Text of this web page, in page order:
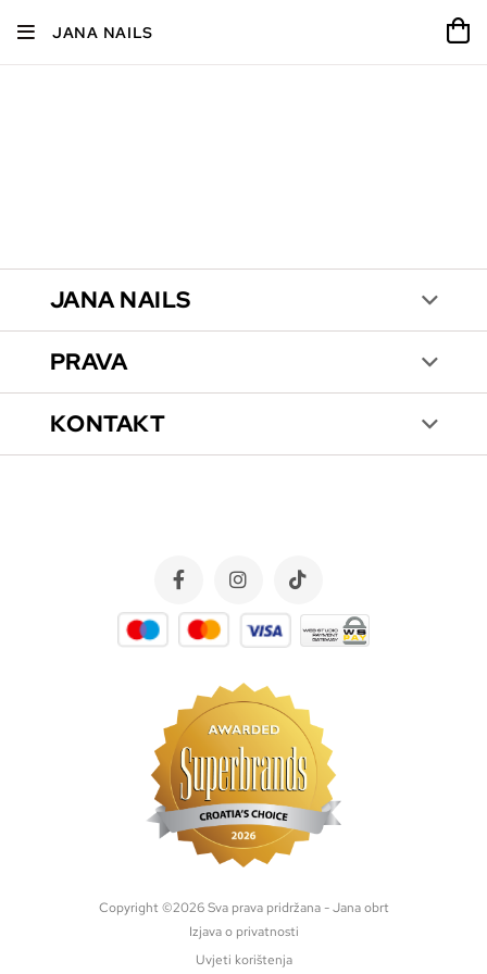
JANA NAILS
JANA NAILS
PRAVA
KONTAKT
Copyright ©2026 Sva prava pridržana - Jana obrt
Izjava o privatnosti
Uvjeti korištenja